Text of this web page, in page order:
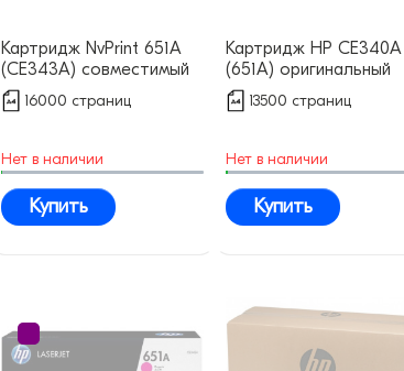
Картридж NvPrint 651А
(CE343A) совместимый
16000 страниц
Нет в наличии
Купить
Картридж HP CE340A
(651A) оригинальный
13500 страниц
Нет в наличии
Купить